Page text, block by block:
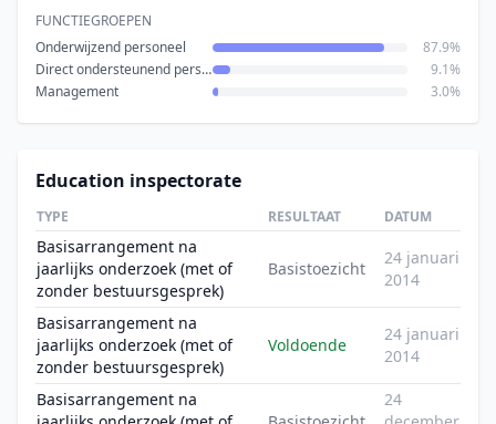
FUNCTIEGROEPEN
Onderwijzend personeel
87.9%
Direct ondersteunend personeel
9.1%
Management
3.0%
Education inspectorate
TYPE RESULTAAT DATUM
Basisarrangement na
jaarlijks onderzoek (met of
zonder bestuursgesprek)
Basistoezicht
24 januari
2014
Basisarrangement na
jaarlijks onderzoek (met of
zonder bestuursgesprek)
Voldoende
24 januari
2014
Basisarrangement na
24